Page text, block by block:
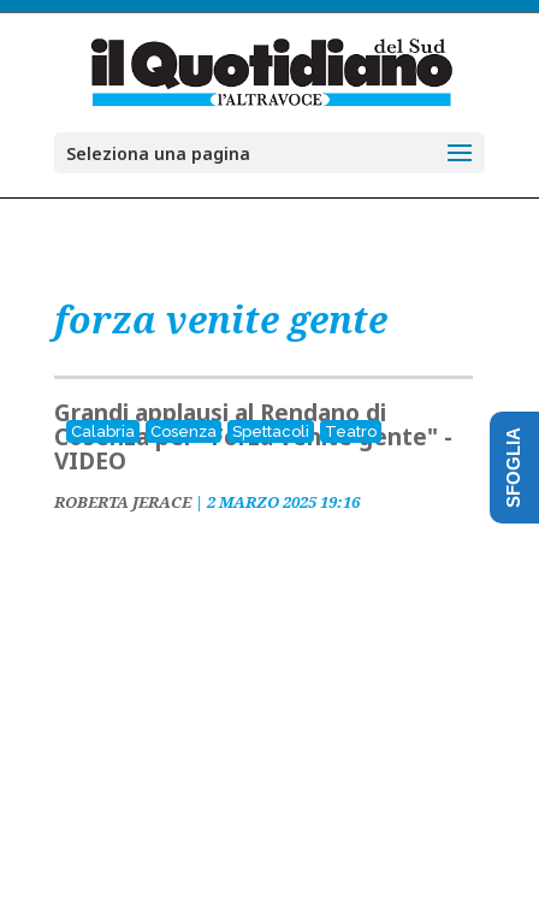
Seleziona una pagina
forza venite gente
Calabria Cosenza Spettacoli Teatro
Grandi applausi al Rendano di
Cosenza per "Forza venite gente" -
VIDEO
ROBERTA JERACE| 2 MARZO 2025 19:16 SFOGLIA